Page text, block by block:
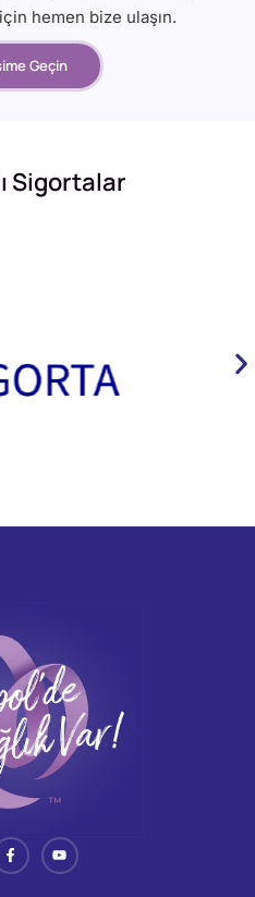
hemen bize ulaşın.
Geçin
Sigortalar